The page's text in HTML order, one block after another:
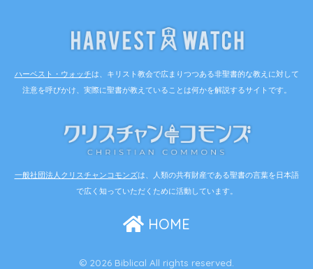
ハーベスト・ウォッチは、キリスト教会で広まりつつある非聖書的な教えに対して
注意を呼びかけ、実際に聖書が教えていることは何かを解説するサイトです。
一般社団法人クリスチャンコモンズは、人類の共有財産である聖書の言葉を日本語
で広く知っていただくために活動しています。
HOME
© 2026 Biblical All rights reserved.